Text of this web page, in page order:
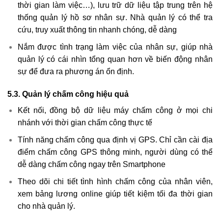
thời gian làm việc…), lưu trữ dữ liệu tập trung trên hệ
thống quản lý hồ sơ nhân sự. Nhà quản lý có thể tra
cứu, truy xuất thông tin nhanh chóng, dễ dàng
Nắm được tình trạng làm việc của nhân sự, giúp nhà
quản lý có cái nhìn tổng quan hơn về biến động nhân
sự để đưa ra phương án ổn định.
5.3. Quản lý chấm công hiệu quả
Kết nối, đồng bộ dữ liệu máy chấm công ở mọi chi
nhánh với thời gian chấm công thực tế
Tính năng chấm công qua định vị GPS. Chỉ cần cài địa
điểm chấm công GPS thông minh, người dùng có thể
dễ dàng chấm công ngay trên Smartphone
Theo dõi chi tiết tình hình chấm công của nhân viên,
xem bảng lương online giúp tiết kiệm tối đa thời gian
cho nhà quản lý.